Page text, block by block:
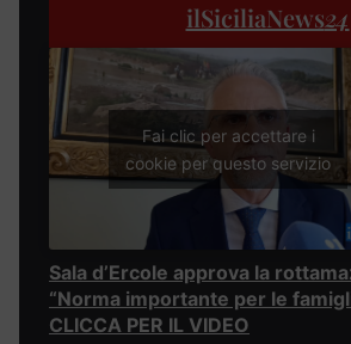
ilSiciliaNews24
Fai clic per accettare i
cookie per questo servizio
Sala d’Ercole approva la
“Norma importante per le
CLICCA PER IL VIDEO